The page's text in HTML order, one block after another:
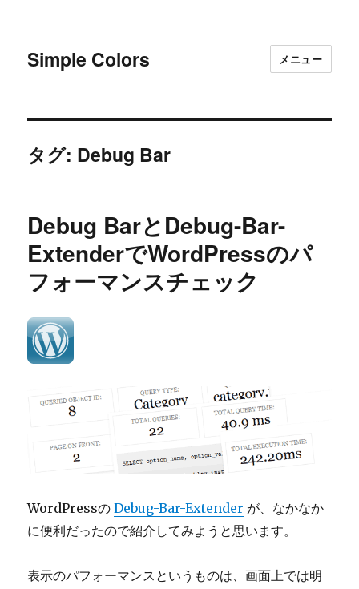
Simple Colors メニュー
タグ: Debug Bar
Debug BarとDebug-Bar-
ExtenderでWordPressのパ
フォーマンスチェック
WordPressのDebug-Bar-Extender が、なかなか
に便利だったので紹介してみようと思います。
表示のパフォーマンスというものは、画面上では明